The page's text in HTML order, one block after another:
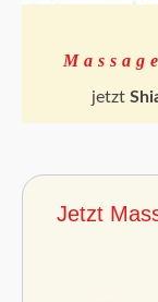
jetzt
Jetzt